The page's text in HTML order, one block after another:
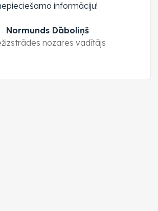
informāciju!
Normunds Dāboliņš
nozares vadītājs